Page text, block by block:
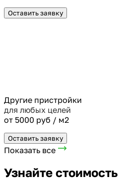
Оставить заявку
Другие пристройки
для любых целей
от 5000 руб / м2
Оставить заявку
Показать все
Узнайте стоимость